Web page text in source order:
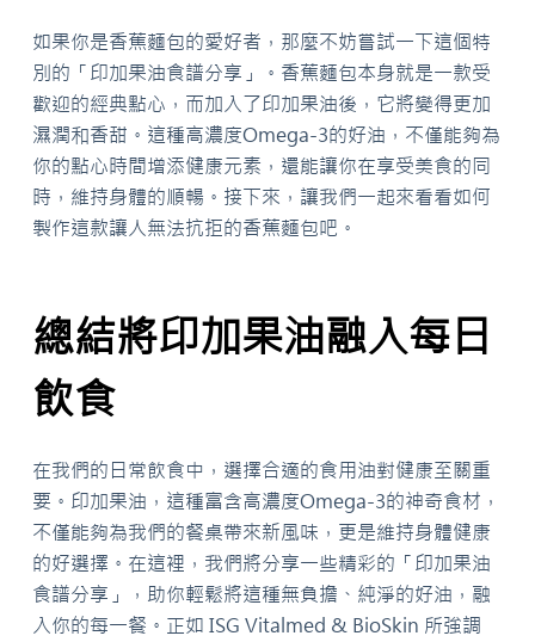
如果你是香蕉麵包的愛好者，那麼不妨嘗試一下這個特
別的「印加果油食譜分享」。香蕉麵包本身就是一款受
歡迎的經典點心，而加入了印加果油後，它將變得更加
濕潤和香甜。這種高濃度Omega-3的好油，不僅能夠為
你的點心時間增添健康元素，還能讓你在享受美食的同
時，維持身體的順暢。接下來，讓我們一起來看看如何
製作這款讓人無法抗拒的香蕉麵包吧。
總結將印加果油融入每日
飲食
在我們的日常飲食中，選擇合適的食用油對健康至關重
要。印加果油，這種富含高濃度Omega-3的神奇食材，
不僅能夠為我們的餐桌帶來新風味，更是維持身體健康
的好選擇。在這裡，我們將分享一些精彩的「印加果油
食譜分享」，助你輕鬆將這種無負擔、純淨的好油，融
入你的每一餐。正如 ISG Vitalmed & BioSkin 所強調